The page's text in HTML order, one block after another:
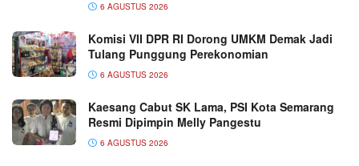
6 AGUSTUS 2026
Komisi VII DPR RI Dorong UMKM Demak Jadi
Tulang Punggung Perekonomian
6 AGUSTUS 2026
Kaesang Cabut SK Lama, PSI Kota Semarang
Resmi Dipimpin Melly Pangestu
6 AGUSTUS 2026